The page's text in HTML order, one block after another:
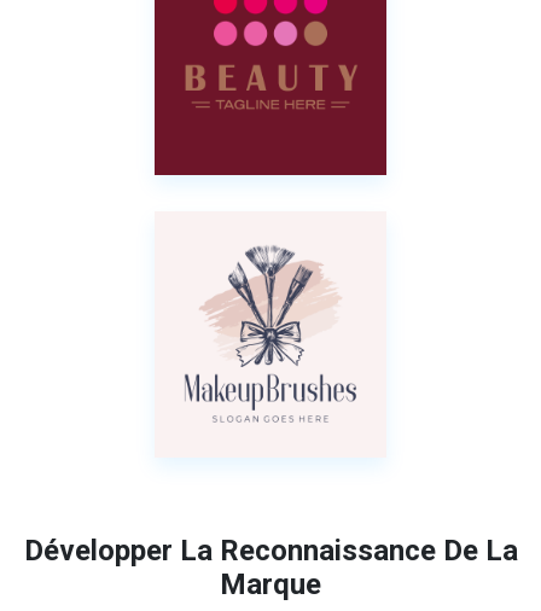
Développer La Reconnaissance De La
Marque